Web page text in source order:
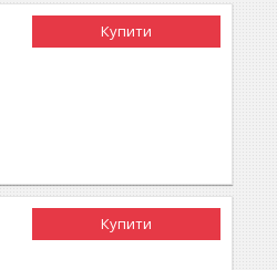
Купити
Купити